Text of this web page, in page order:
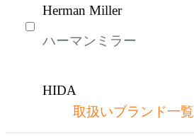
Herman Miller
ハーマンミラー
HIDA
取扱いブランド一覧